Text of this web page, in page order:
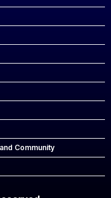
Community